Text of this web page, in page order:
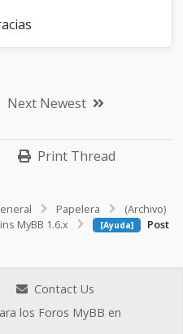
Next Newest
Print Thread
Papelera
(Archivo)
MyBB 1.6.x [Ayuda]
Post
Contact Us
los Foros MyBB en